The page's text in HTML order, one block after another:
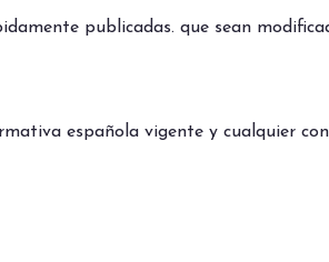
publicadas. que sean
española vigente y cualquier